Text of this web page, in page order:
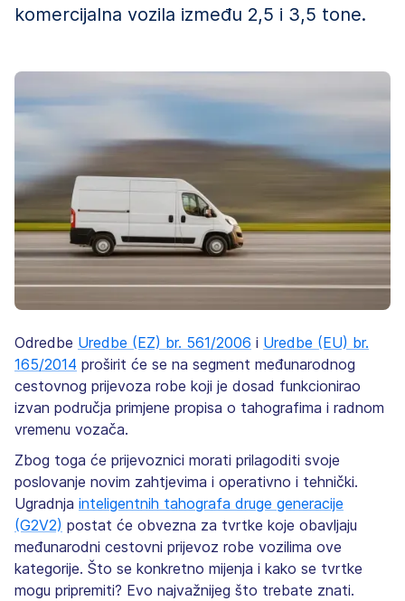
komercijalna vozila između 2,5 i 3,5 tone.
Odredbe Uredbe (EZ) br. 561/2006 i Uredbe (EU) br.
165/2014 proširit će se na segment međunarodnog
cestovnog prijevoza robe koji je dosad funkcionirao
izvan područja primjene propisa o tahografima i radnom
vremenu vozača.
Zbog toga će prijevoznici morati prilagoditi svoje
poslovanje novim zahtjevima i operativno i tehnički.
Ugradnja inteligentnih tahografa druge generacije
(G2V2) postat će obvezna za tvrtke koje obavljaju
međunarodni cestovni prijevoz robe vozilima ove
kategorije. Što se konkretno mijenja i kako se tvrtke
mogu pripremiti? Evo najvažnijeg što trebate znati.